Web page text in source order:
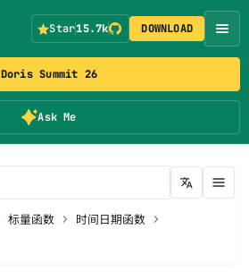
Doris Summit 26
Ask Me
Star15.7k DOWNLOAD
标量函数
时间日期函数